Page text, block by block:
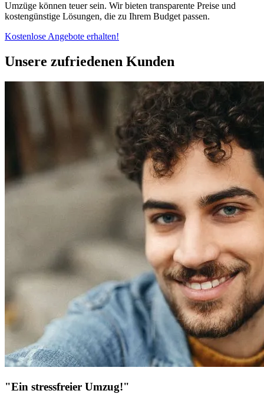
Umzüge können teuer sein. Wir bieten transparente Preise und
kostengünstige Lösungen, die zu Ihrem Budget passen.
Kostenlose Angebote erhalten!
Unsere zufriedenen Kunden
"Ein stressfreier Umzug!"